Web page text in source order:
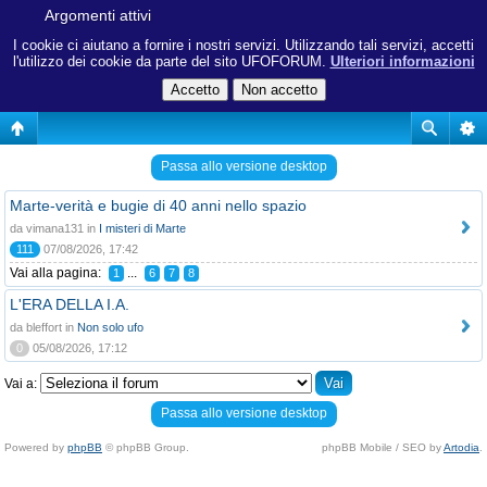
I cookie ci aiutano a fornire i nostri servizi. Utilizzando tali servizi, accetti
l'utilizzo dei cookie da parte del sito UFOFORUM. Ulteriori informazioni
Argomenti attivi
Passa allo versione desktop
Marte-verità e bugie di 40 anni nello spazio
da vimana131 in I misteri di Marte
111
07/08/2026, 17:42
Vai alla pagina: 1 ... 6 7 8
L'ERA DELLA I.A.
da bleffort in Non solo ufo
0
05/08/2026, 17:12
Vai a:
Passa allo versione desktop
Powered by phpBB © phpBB Group. phpBB Mobile / SEO byArtodia